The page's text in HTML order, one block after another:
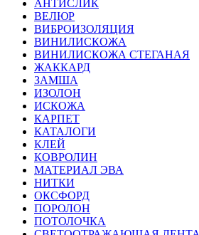
АНТИСЛИК
ВЕЛЮР
ВИБРОИЗОЛЯЦИЯ
ВИНИЛИСКОЖА
ВИНИЛИСКОЖА СТЕГАНАЯ
ЖАККАРД
ЗАМША
ИЗОЛОН
ИСКОЖА
КАРПЕТ
КАТАЛОГИ
КЛЕЙ
КОВРОЛИН
МАТЕРИАЛ ЭВА
НИТКИ
ОКСФОРД
ПОРОЛОН
ПОТОЛОЧКА